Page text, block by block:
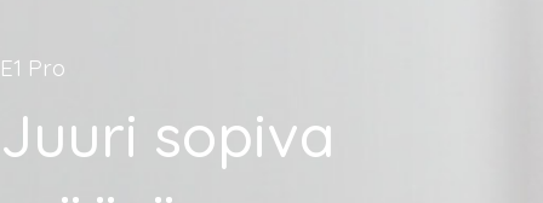
E1 Pro
Juuri sopiva